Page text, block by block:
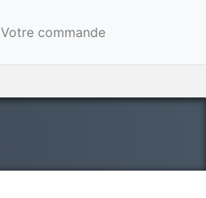
Votre commande